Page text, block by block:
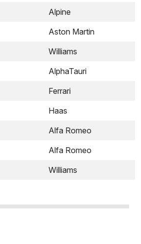
Alpine
Aston Martin
Williams
AlphaTauri
Ferrari
Haas
Alfa Romeo
Alfa Romeo
Williams